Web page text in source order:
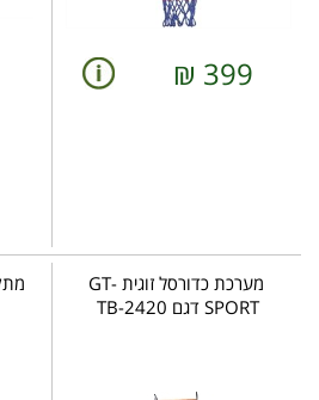
399
₪
מערכת כדורסל זוגית GT-
SPORT דגם TB-2420